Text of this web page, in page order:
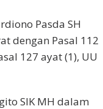
Pasda SH
dengan Pasal 112
127 ayat (1), UU
SIK MH dalam